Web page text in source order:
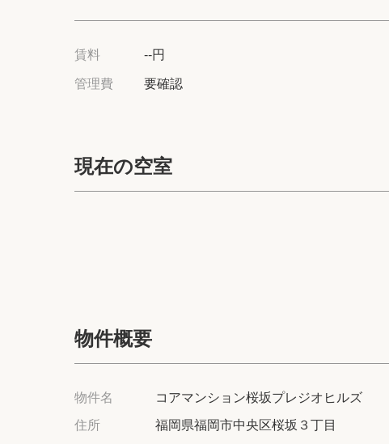
賃料 --円
管理費 要確認
現在の空室
物件概要
物件名
コアマンション桜坂プレジオヒルズ
住所
福岡県福岡市中央区桜坂３丁目